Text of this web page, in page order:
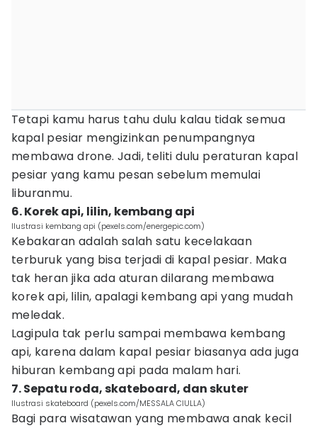
Tetapi kamu harus tahu dulu kalau tidak semua
kapal pesiar mengizinkan penumpangnya
membawa drone. Jadi, teliti dulu peraturan kapal
pesiar yang kamu pesan sebelum memulai
liburanmu.
6. Korek api, lilin, kembang api
Ilustrasi kembang api (pexels.com/energepic.com)
Kebakaran adalah salah satu kecelakaan
terburuk yang bisa terjadi di kapal pesiar. Maka
tak heran jika ada aturan dilarang membawa
korek api, lilin, apalagi kembang api yang mudah
meledak.
Lagipula tak perlu sampai membawa kembang
api, karena dalam kapal pesiar biasanya ada juga
hiburan kembang api pada malam hari.
7. Sepatu roda, skateboard, dan skuter
Ilustrasi skateboard (pexels.com/MESSALA CIULLA)
Bagi para wisatawan yang membawa anak kecil